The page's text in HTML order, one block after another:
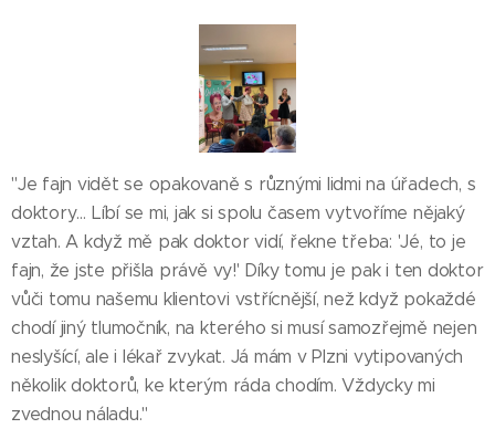
"Je fajn vidět se opakovaně s různými lidmi na úřadech, s
doktory… Líbí se mi, jak si spolu časem vytvoříme nějaký
vztah. A když mě pak doktor vidí, řekne třeba: 'Jé, to je
fajn, že jste přišla právě vy!' Díky tomu je pak i ten doktor
vůči tomu našemu klientovi vstřícnější, než když pokaždé
chodí jiný tlumočník, na kterého si musí samozřejmě nejen
neslyšící, ale i lékař zvykat. Já mám v Plzni vytipovaných
několik doktorů, ke kterým ráda chodím. Vždycky mi
zvednou náladu."